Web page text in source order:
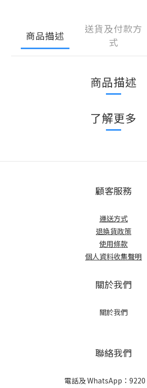
商品描述
送貨及付款方
式
商品描述
了解更多
顧客服務
運送方式
退換貨政策
使用條款
個人資料收集聲明
關於我們
關於我們
聯絡我們
電話及 WhatsApp：9220